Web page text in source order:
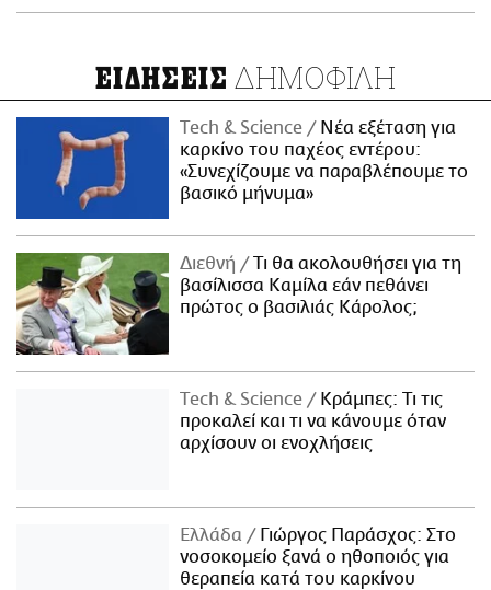
ΕΙΔΗΣΕΙΣ ΔΗΜΟΦΙΛΗ
Τech & Science
Νέα εξέταση για
καρκίνο του παχέος εντέρου:
«Συνεχίζουμε να παραβλέπουμε το
βασικό μήνυμα»
Διεθνή
Τι θα ακολουθήσει για τη
βασίλισσα Καμίλα εάν πεθάνει
πρώτος ο βασιλιάς Κάρολος;
Τech & Science
Κράμπες: Τι τις
προκαλεί και τι να κάνουμε όταν
αρχίσουν οι ενοχλήσεις
Ελλάδα
Γιώργος Παράσχος: Στο
νοσοκομείο ξανά ο ηθοποιός για
θεραπεία κατά του καρκίνου